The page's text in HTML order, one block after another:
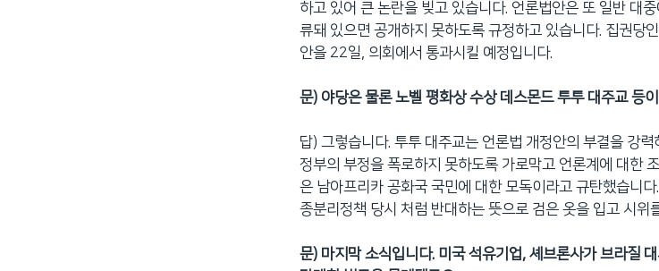
하고 있어 큰 논란을 빚고 있습니다. 언론법안은 또 일반 대
류돼 있으면 공개하지 못하도록 규정하고 있습니다. 집권당
안을 22일, 의회에서 통과시킬 예정입니다.
문) 야당은 물론 노벨 평화상 수상 데스몬드 투투 대주교 등
답) 그렇습니다. 투투 대주교는 언론법 개정안의 부결을 강
정부의 부정을 폭로하지 못하도록 가로막고 언론계에 대한
은 남아프리카 공화국 국민에 대한 모독이라고 규탄했습니
종분리정책 당시 처럼 반대하는 뜻으로 검은 옷을 입고 시위
문) 마지막 소식입니다. 미국 석유기업, 셰브론사가 브라질